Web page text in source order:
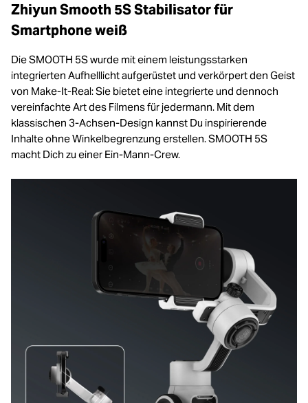
Zhiyun Smooth 5S Stabilisator für
Smartphone weiß
Die SMOOTH 5S wurde mit einem leistungsstarken
integrierten Aufhelllicht aufgerüstet und verkörpert den Geist
von Make-It-Real: Sie bietet eine integrierte und dennoch
vereinfachte Art des Filmens für jedermann. Mit dem
klassischen 3-Achsen-Design kannst Du inspirierende
Inhalte ohne Winkelbegrenzung erstellen. SMOOTH 5S
macht Dich zu einer Ein-Mann-Crew.